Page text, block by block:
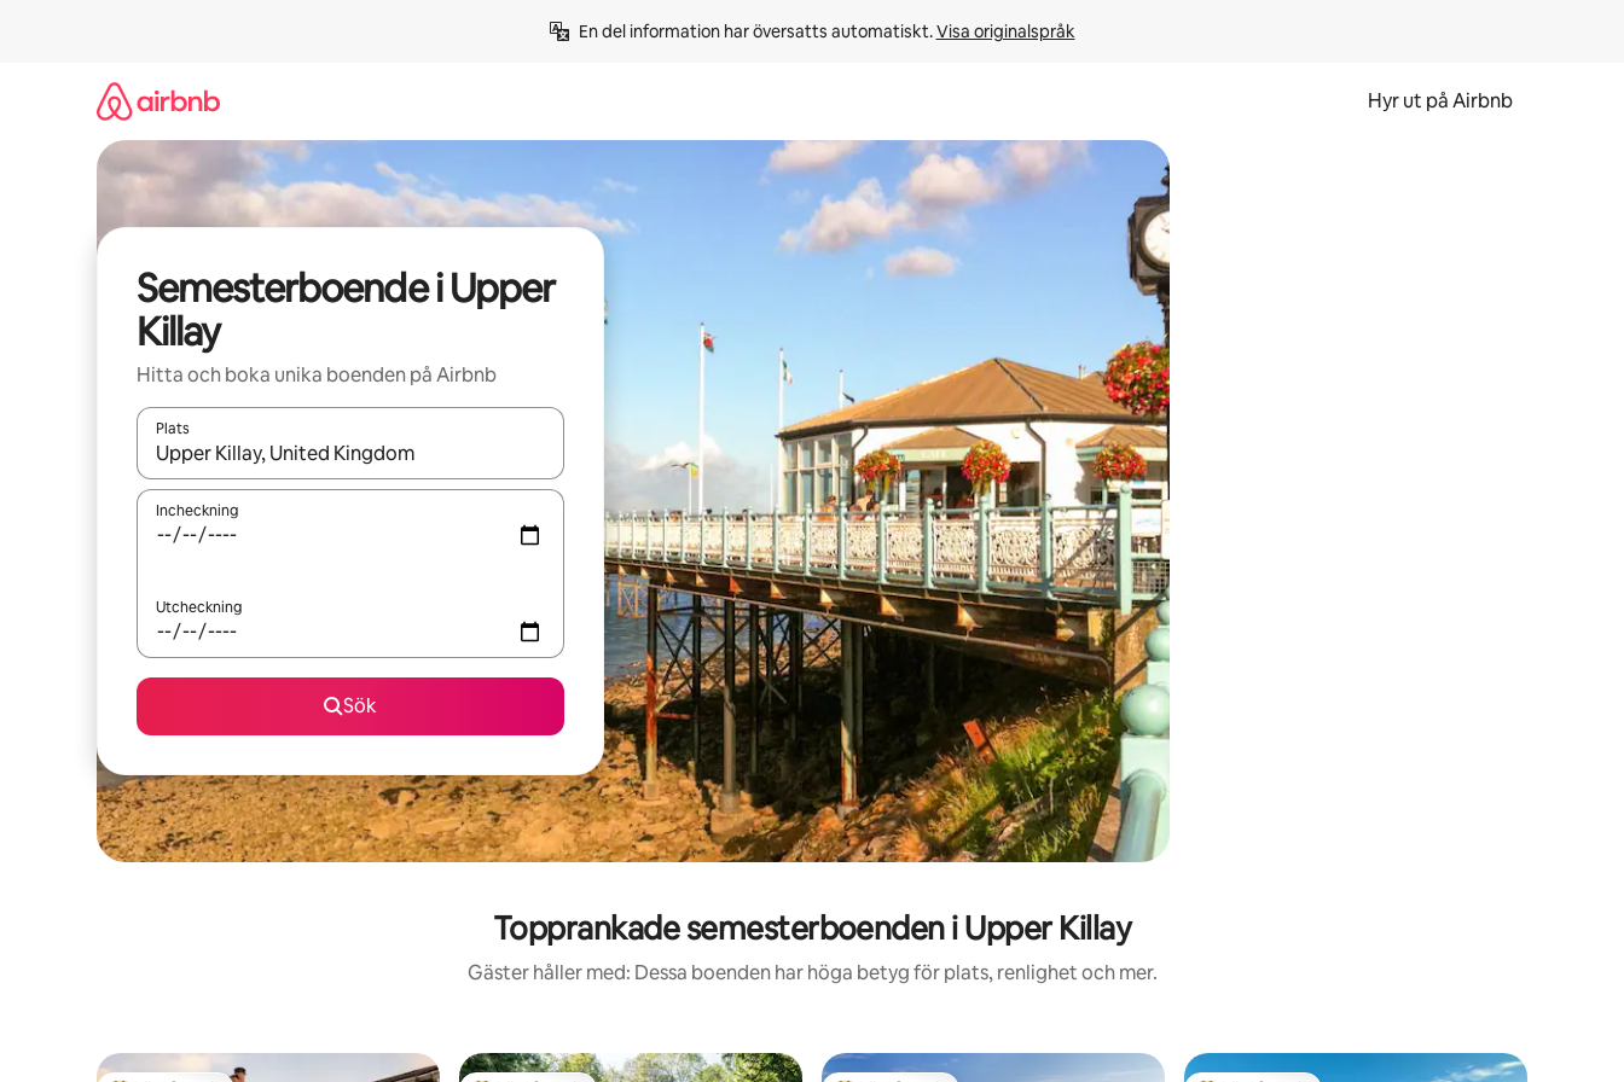
En del information har översatts automatiskt. Visa originalspråk
Hyr ut på Airbnb
Semesterboende i Upper
Killay
Hitta och boka unika boenden på Airbnb
Plats
När resultaten är tillgängliga kan du navigera med upp- och nedåtpilarna eller utforska genom att trycka eller svepa.
Incheckning
Utcheckning
Sök
Topprankade semesterboenden i Upper Killay
Gäster håller med: Dessa boenden har höga betyg för plats, renlighet och mer.